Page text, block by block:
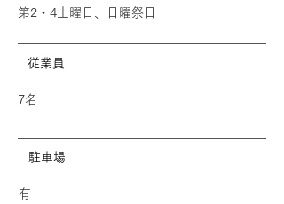
第2・4土曜日、日曜祭日
​従業員
7名
駐車場
有